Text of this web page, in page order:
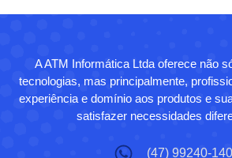
A ATM Informática Ltda oferece não
tecnologias, mas principalmente,
experiência e domínio aos produtos e
satisfazer necessidades
(47) 99240-